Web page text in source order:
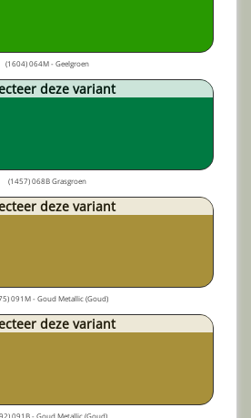
(1604) 064M - Geelgroen
deze variant
(1457) 068B Grasgroen
deze variant
091M - Goud Metallic (Goud)
deze variant
091B - Goud Metallic (Goud)